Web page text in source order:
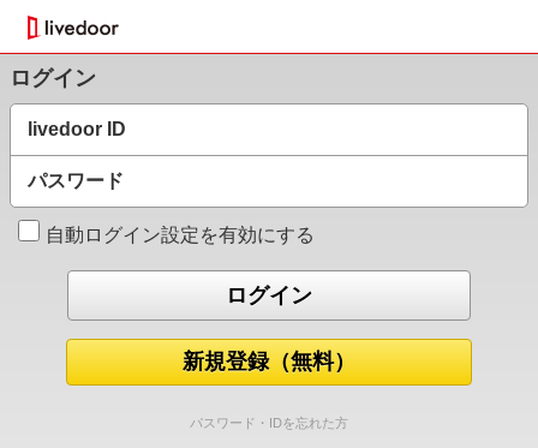
ログイン
livedoor ID
パスワード
自動ログイン設定を有効にする
新規登録（無料）
パスワード・IDを忘れた方